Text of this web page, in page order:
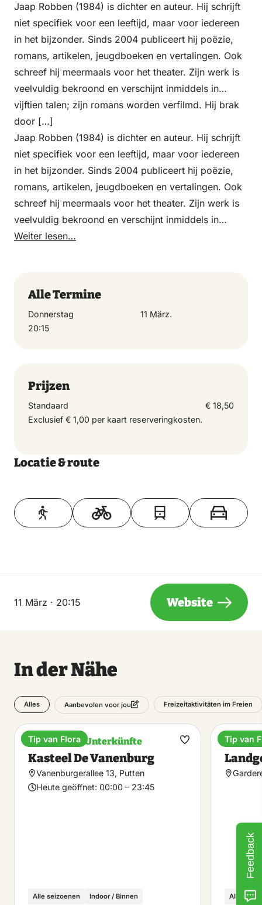
Jaap Robben (1984) is dichter en auteur. Hij schrijft
niet specifiek voor een leeftijd, maar voor iedereen
in het bijzonder. Sinds 2004 publiceert hij poëzie,
romans, artikelen, jeugdboeken en vertalingen. Ook
schreef hij meermaals voor het theater. Zijn werk is
veelvuldig bekroond en verschijnt inmiddels in
vijftien talen; zijn romans worden verfilmd. Hij brak
door […]
Jaap Robben (1984) is dichter en auteur. Hij schrijft
niet specifiek voor een leeftijd, maar voor iedereen
in het bijzonder. Sinds 2004 publiceert hij poëzie,
romans, artikelen, jeugdboeken en vertalingen. Ook
schreef hij meermaals voor het theater. Zijn werk is
veelvuldig bekroond en verschijnt inmiddels in
vijftien talen; zijn romans worden verfilmd. Hij brak
geprezen om de heldere stijl en de aandacht voor
kwetsbare personages en verzwegen
geschiedenissen. Robben is regelmatig te gast in
voorstelling is in samenwerking met Bibliotheek NW
Veluwe
Weiter lesen…
Alle Termine
Donnerstag
11 März.
20:15
Prijzen
Standaard
€ 18,50
Exclusief € 1,00 per kaart reserveringkosten.
Locatie & route
Toon op kaart
11 März · 20:15 Website
In der Nähe
Alles Aanbevolen voor jou Freizeitaktivitäten im Freien
Einzigartige Unterkünfte
Kasteel De Vanenburg
Vanenburgerallee 13, Putten
Heute geöffnet: 00:00 – 23:45
Alle seizoenen Indoor / Binnen
Tip van Flora
Favorit
Alle
Tip van
Feedback